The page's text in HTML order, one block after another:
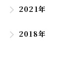
2021年
2018年